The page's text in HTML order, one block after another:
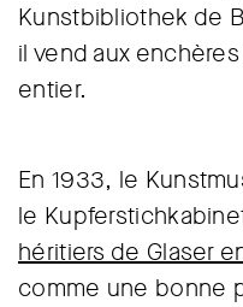
Kunstbibliothek de
il vend aux
entier.
En 1933, le
le
héritiers de Glaser
comme une bonne